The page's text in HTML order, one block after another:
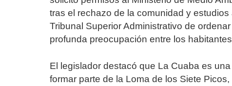
tras el rechazo de la comunidad y
Tribunal Superior Administrativo de
profunda preocupación entre los
El legislador destacó que La Cuaba es
formar parte de la Loma de los Siete